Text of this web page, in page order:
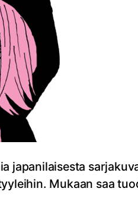
japanilaisesta
Mukaan saa